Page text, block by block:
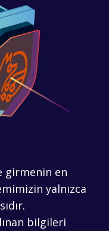
girmenin en
yalnızca
bilgileri